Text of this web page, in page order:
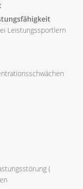
Leistungssportlern
(